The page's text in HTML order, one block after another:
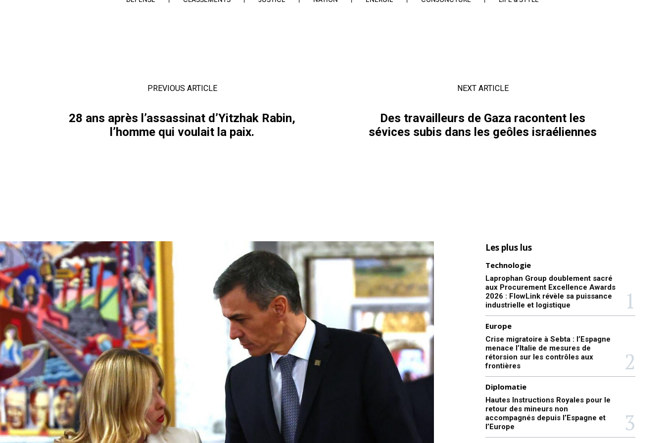
PREVIOUS ARTICLE
28 ans après l’assassinat d’Yitzhak Rabin,
l’homme qui voulait la paix.
NEXT ARTICLE
Des travailleurs de Gaza racontent les
sévices subis dans les geôles israéliennes